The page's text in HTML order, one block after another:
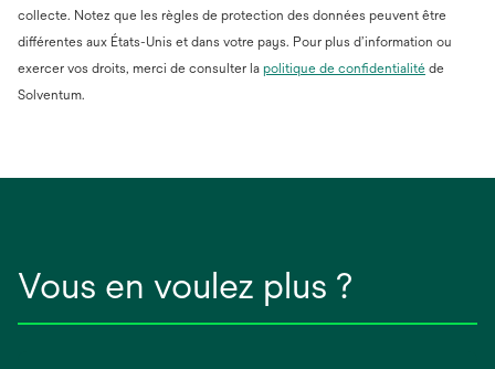
collecte. Notez que les règles de protection des données peuvent être
différentes aux États-Unis et dans votre pays. Pour plus d’information ou
exercer vos droits, merci de consulter la politique de confidentialité s’ouvre
de
Solventum.
Vous en voulez plus ?